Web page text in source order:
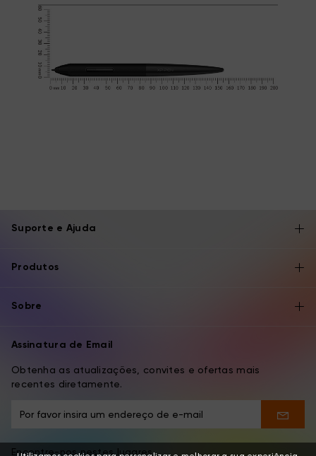
Suporte e Ajuda
Produtos
Sobre
Assinatura de Email
Obtenha as atualizações, convites e ofertas mais
recentes diretamente.
Encontre-nos nestes lugares